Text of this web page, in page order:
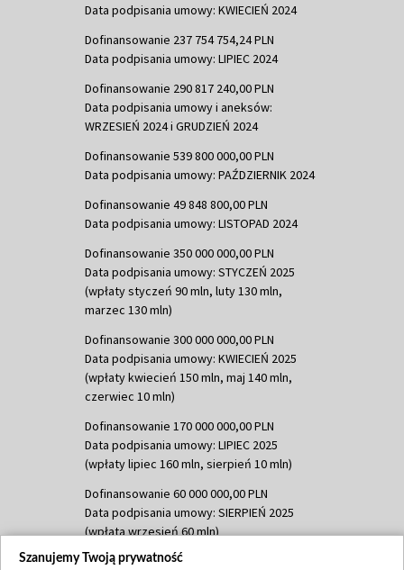
Data podpisania umowy: KWIECIEŃ 2024
Dofinansowanie 237 754 754,24 PLN
Data podpisania umowy: LIPIEC 2024
Dofinansowanie 290 817 240,00 PLN
Data podpisania umowy i aneksów:
WRZESIEŃ 2024 i GRUDZIEŃ 2024
Dofinansowanie 539 800 000,00 PLN
Data podpisania umowy: PAŹDZIERNIK 2024
Dofinansowanie 49 848 800,00 PLN
Data podpisania umowy: LISTOPAD 2024
Dofinansowanie 350 000 000,00 PLN
Data podpisania umowy: STYCZEŃ 2025
(wpłaty styczeń 90 mln, luty 130 mln,
marzec 130 mln)
Dofinansowanie 300 000 000,00 PLN
Data podpisania umowy: KWIECIEŃ 2025
(wpłaty kwiecień 150 mln, maj 140 mln,
czerwiec 10 mln)
Dofinansowanie 170 000 000,00 PLN
Data podpisania umowy: LIPIEC 2025
(wpłaty lipiec 160 mln, sierpień 10 mln)
Dofinansowanie 60 000 000,00 PLN
Data podpisania umowy: SIERPIEŃ 2025
(wpłata wrzesień 60 mln)
Dofinansowanie 635 783 051,21 PLN
Szanujemy Twoją prywatność